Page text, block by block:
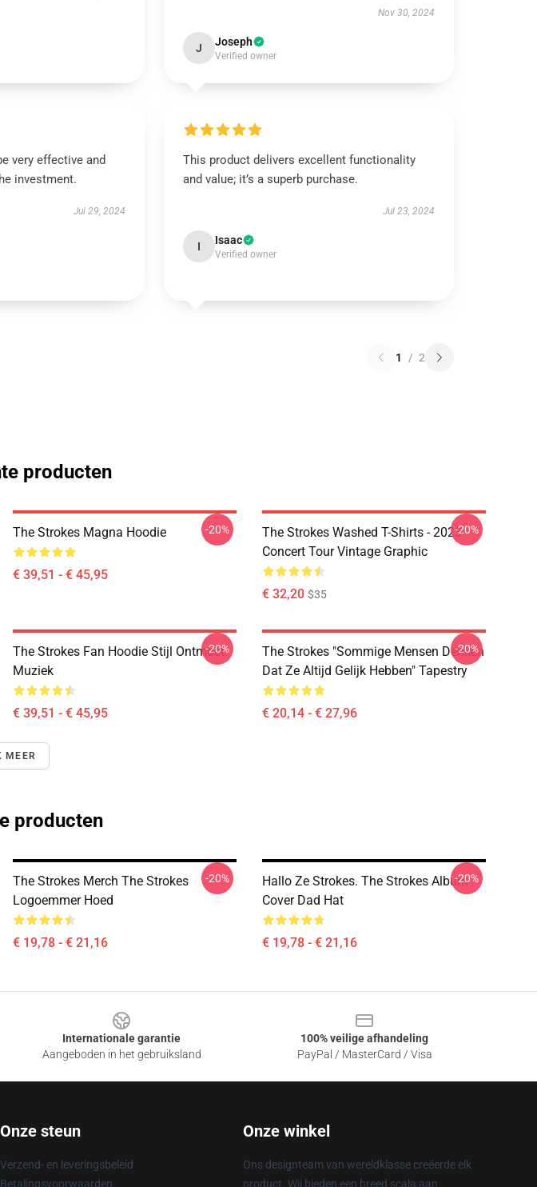
Nov 30, 2024
J Joseph
Verified owner
very effective and
investment.
Jul 29, 2024
This product delivers excellent functionality
and value; it’s a superb purchase.
Jul 23, 2024
I Isaac
Verified owner
1 / 2
producten
The Strokes Magna Hoodie
€ 39,51 - € 45,95
-20%
The Strokes Washed T-Shirts - 2023
Concert Tour Vintage Graphic
€ 32,20 $35
-20%
The Strokes Fan Hoodie Stijl Ontmoet
Muziek
€ 39,51 - € 45,95
-20%
The Strokes "Sommige Mensen Denken
Dat Ze Altijd Gelijk Hebben" Tapestry
€ 20,14 - € 27,96
-20%
MEER
producten
The Strokes Merch The Strokes
Logoemmer Hoed
€ 19,78 - € 21,16
-20%
Hallo Ze Strokes. The Strokes Album
Cover Dad Hat
€ 19,78 - € 21,16
-20%
Internationale garantie
Aangeboden in het gebruiksland
100% veilige afhandeling
PayPal / MasterCard / Visa
Onze steun
Verzend- en leveringsbeleid
Betalingsvoorwaarden
Onze winkel
Ons designteam van wereldklasse creëerde elk
product. Wij bieden een breed scala aan